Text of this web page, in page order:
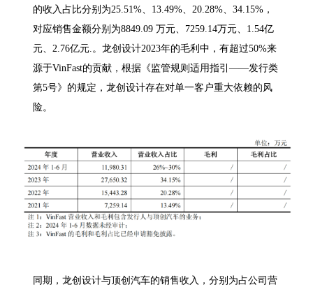
的收入占比分别为25.51%、13.49%、20.28%、34.15%，
对应销售金额分别为8849.09 万元、7259.14万元、1.54亿
元、2.76亿元.。龙创设计2023年的毛利中，有超过50%来
源于VinFast的贡献，根据《监管规则适用指引——发行类
第5号》的规定，龙创设计存在对单一客户重大依赖的风
险。
同期，龙创设计与顶创汽车的销售收入，分别为占公司营